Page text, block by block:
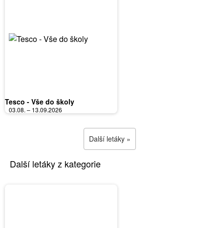
Tesco - Vše do školy
03.08. – 13.09.2026
Další letáky »
Další letáky z kategorie